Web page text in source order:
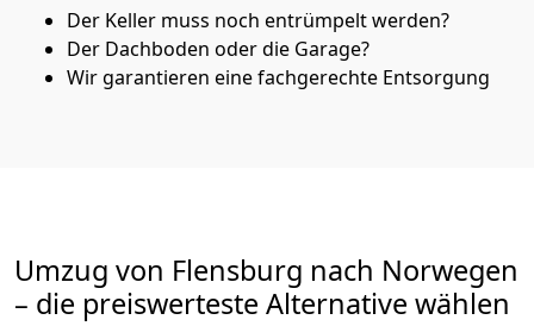
Der Keller muss noch entrümpelt werden?
Der Dachboden oder die Garage?
Wir garantieren eine fachgerechte Entsorgung
Umzug von Flensburg nach Norwegen
– die preiswerteste Alternative wählen